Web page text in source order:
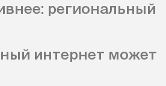
региональный
интернет может